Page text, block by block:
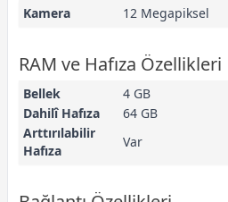
Kamera 12 Megapiksel
RAM ve Hafıza Özellikleri
Bellek
4 GB
Dahilî Hafıza
64 GB
Arttırılabilir
Hafıza
Var